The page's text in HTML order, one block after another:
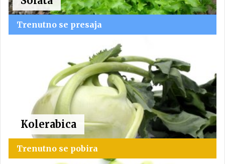
Trenutno se presaja
Kolerabica
Trenutno se pobira